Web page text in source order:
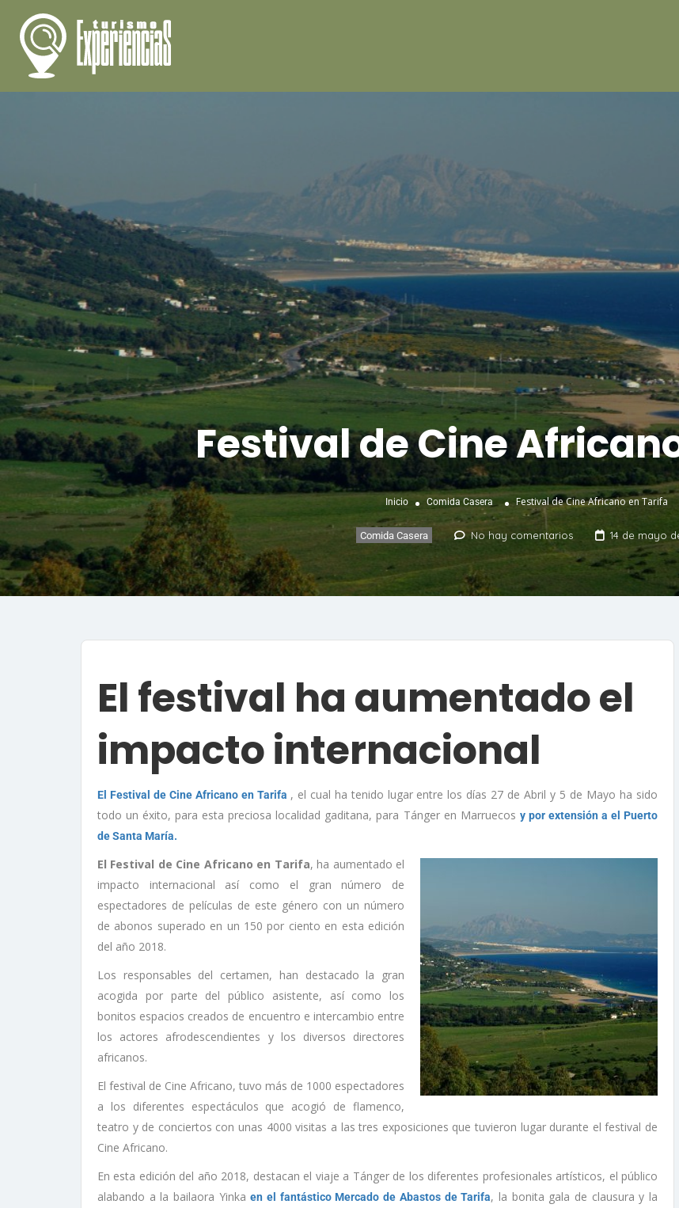
Festival de Cine
Inicio Comida Casera Festival de Cine Africano en Tarifa
Comida Casera No hay comentarios 14 de mayo
El festival ha aumentado el
impacto internacional
El Festival de Cine Africano en Tarifa , el cual ha tenido lugar entre los días 27 de Abril y 5 de Mayo ha sido
todo un éxito, para esta preciosa localidad gaditana, para Tánger en Marruecos y por extensión a el Puerto
de Santa María.
El Festival de Cine Africano en Tarifa, ha aumentado el
impacto internacional así como el gran número de
espectadores de películas de este género con un número
de abonos superado en un 150 por ciento en esta edición
del año 2018.
Los responsables del certamen, han destacado la gran
acogida por parte del público asistente, así como los
bonitos espacios creados de encuentro e intercambio entre
los actores afrodescendientes y los diversos directores
africanos.
El festival de Cine Africano, tuvo más de 1000 espectadores
a los diferentes espectáculos que acogió de flamenco,
teatro y de conciertos con unas 4000 visitas a las tres exposiciones que tuvieron lugar durante el festival de
Cine Africano.
En esta edición del año 2018, destacan el viaje a Tánger de los diferentes profesionales artísticos, el público
alabando a la bailaora Yinkaen el fantástico Mercado de Abastos de Tarifa, la bonita gala de clausura y la